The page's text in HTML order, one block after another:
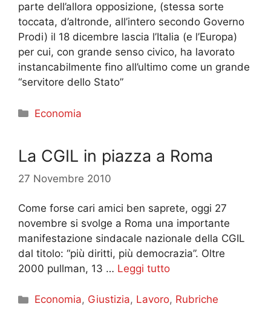
parte dell’allora opposizione, (stessa sorte
toccata, d’altronde, all’intero secondo Governo
Prodi) il 18 dicembre lascia l’Italia (e l’Europa)
per cui, con grande senso civico, ha lavorato
instancabilmente fino all’ultimo come un grande
“servitore dello Stato”
Categorie
Economia
La CGIL in piazza a Roma
27 Novembre 2010
Come forse cari amici ben saprete, oggi 27
novembre si svolge a Roma una importante
manifestazione sindacale nazionale della CGIL
dal titolo: “più diritti, più democrazia”. Oltre
2000 pullman, 13 … Leggi tutto
Categorie
Economia, Giustizia, Lavoro, Rubriche